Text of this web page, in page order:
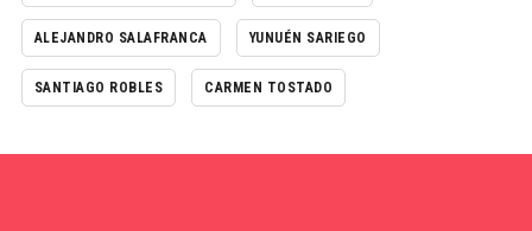
ALEJANDRO SALAFRANCA YUNUÉN SARIEGO
SANTIAGO ROBLES CARMEN TOSTADO